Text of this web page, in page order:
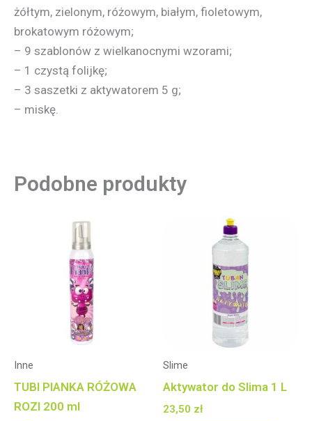
żółtym, zielonym, różowym, białym, fioletowym,
brokatowym różowym;
– 9 szablonów z wielkanocnymi wzorami;
– 1 czystą folijkę;
– 3 saszetki z aktywatorem 5 g;
– miskę.
Podobne produkty
Inne
TUBI PIANKA RÓŻOWA
ROZI 200 ml
Slime
Aktywator do Slima 1 L
23,50 zł